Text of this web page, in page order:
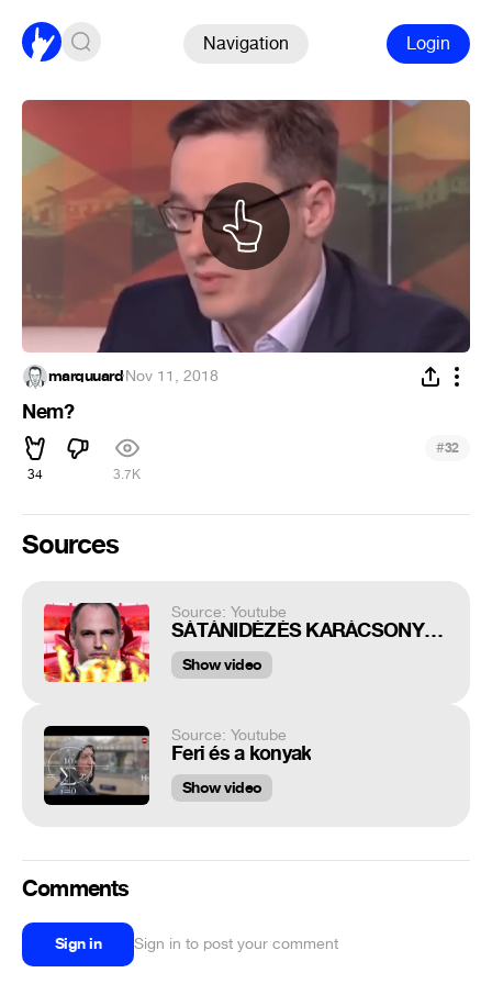
Navigation Login
marquuard·Nov 11, 2018
Nem?
34 3.7K
#32
Sources
Source: Youtube
SÁTÁNIDÉZÉS KARÁCSONY GERGELLYEL AZ ATV STÚDIÓJÁBAN!
Show video
Source: Youtube
Feri és a konyak
Show video
Comments
Sign in Sign in to post your comment